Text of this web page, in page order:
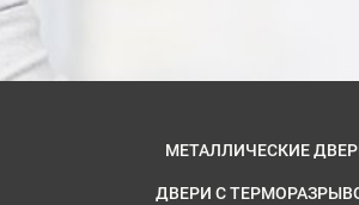
МЕТАЛЛИЧЕСКИЕ
ДВЕРИ С